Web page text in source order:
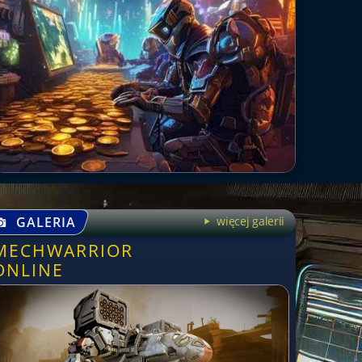
GALERIA więcej galerii